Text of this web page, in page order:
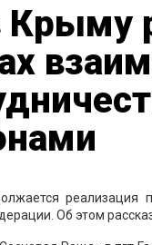
Крыму
реализация
Об этом